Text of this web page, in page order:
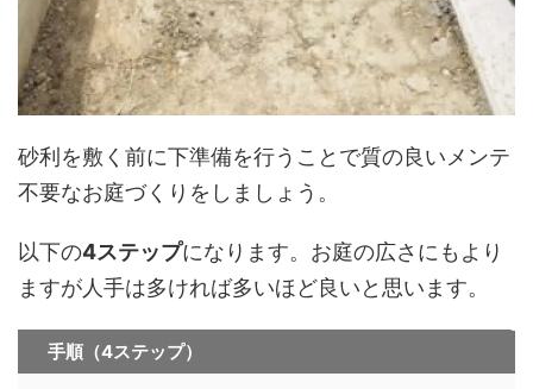
砂利を敷く前に下準備を行うことで質の良いメンテ
不要なお庭づくりをしましょう。
以下の4ステップになります。お庭の広さにもより
ますが人手は多ければ多いほど良いと思います。
手順（4ステップ）